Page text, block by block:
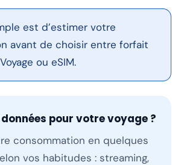
est d’estimer votre
avant de choisir entre forfait
ou eSIM.
pour votre voyage ?
consommation en quelques
vos habitudes : streaming,